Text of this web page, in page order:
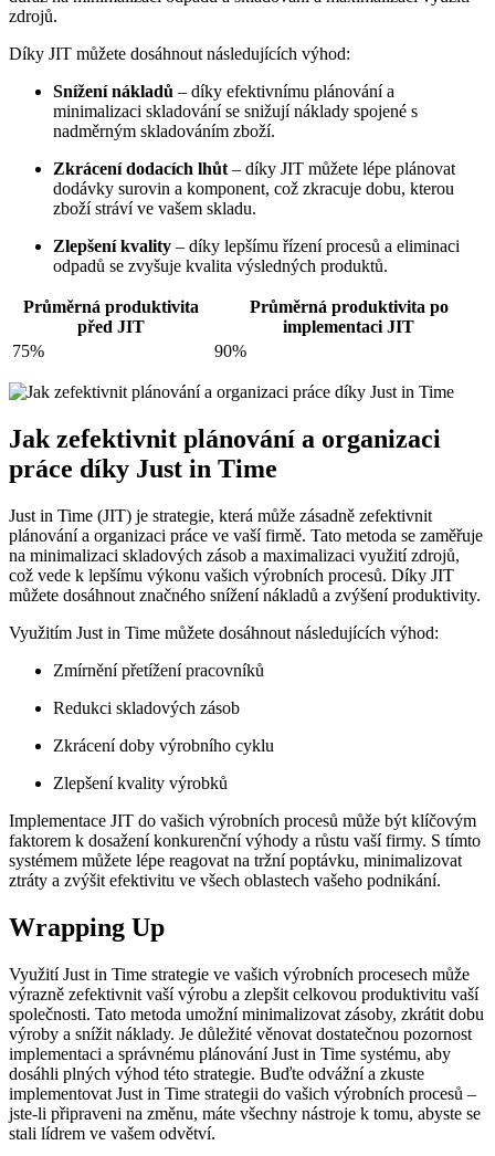
zdrojů.
Díky JIT můžete dosáhnout následujících výhod:
Snížení nákladů – díky efektivnímu plánování a
minimalizaci skladování se snižují náklady spojené s
nadměrným skladováním zboží.
Zkrácení dodacích lhůt – díky JIT můžete lépe plánovat
dodávky surovin a komponent, což zkracuje dobu, kterou
zboží stráví ve vašem skladu.
Zlepšení kvality – díky lepšímu řízení procesů a eliminaci
odpadů se zvyšuje kvalita výsledných produktů.
Průměrná produktivita
před JIT
Průměrná produktivita po
implementaci JIT
75%
90%
Jak zefektivnit plánování a organizaci
práce díky Just in Time
Just in Time (JIT) je strategie, která může zásadně zefektivnit
plánování a organizaci práce ve vaší firmě. Tato metoda se zaměřuje
na minimalizaci skladových zásob a maximalizaci využití zdrojů,
což vede k lepšímu výkonu vašich výrobních procesů. Díky JIT
můžete dosáhnout značného snížení nákladů a zvýšení produktivity.
Využitím Just in Time můžete dosáhnout následujících výhod:
Zmírnění přetížení pracovníků
Redukci skladových zásob
Zkrácení doby výrobního cyklu
Zlepšení kvality výrobků
Implementace JIT do vašich výrobních procesů může být klíčovým
faktorem k dosažení konkurenční výhody a růstu vaší firmy. S tímto
systémem můžete lépe reagovat na tržní poptávku, minimalizovat
ztráty a zvýšit efektivitu ve všech oblastech vašeho podnikání.
Wrapping Up
Využití Just in Time strategie ve vašich výrobních procesech může
výrazně zefektivnit vaší výrobu a zlepšit celkovou produktivitu vaší
společnosti. Tato metoda umožní minimalizovat zásoby, zkrátit dobu
výroby a snížit náklady. Je důležité věnovat dostatečnou pozornost
implementaci a správnému plánování Just in Time systému, aby
dosáhli plných výhod této strategie. Buďte odvážní a zkuste
implementovat Just in Time strategii do vašich výrobních procesů –
jste-li připraveni na změnu, máte všechny nástroje k tomu, abyste se
stali lídrem ve vašem odvětví.